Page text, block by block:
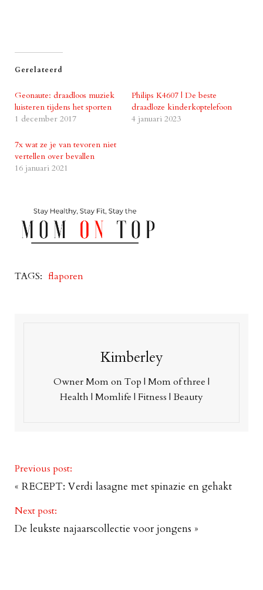
Gerelateerd
Geonaute: draadloos muziek
luisteren tijdens het sporten
1 december 2017
Philips K4607 | De beste
draadloze kinderkoptelefoon
4 januari 2023
7x wat ze je van tevoren niet
vertellen over bevallen
16 januari 2021
TAGS: flaporen
Kimberley
Owner Mom on Top | Mom of three |
Health | Momlife | Fitness | Beauty
Previous post:
« RECEPT: Verdi lasagne met spinazie en gehakt
Next post:
De leukste najaarscollectie voor jongens »